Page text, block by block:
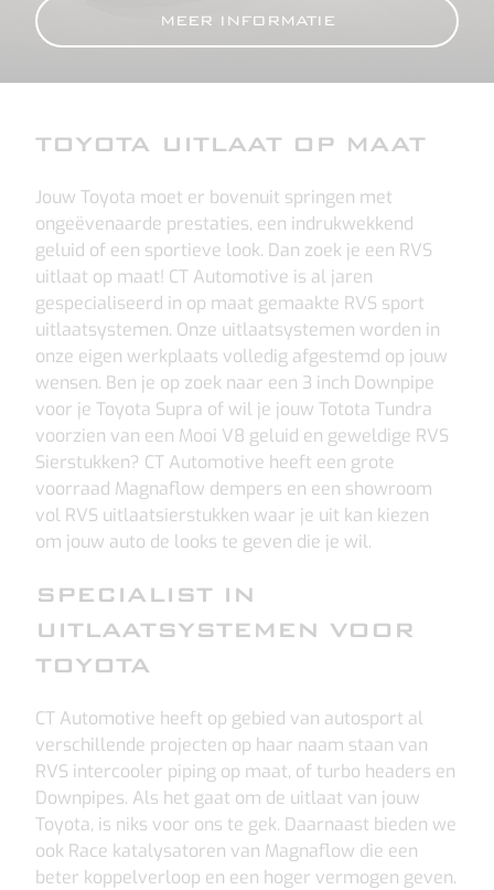
MEER INFORMATIE
TOYOTA UITLAAT OP MAAT
Jouw Toyota moet er bovenuit springen met
ongeëvenaarde prestaties, een indrukwekkend
geluid of een sportieve look. Dan zoek je een RVS
uitlaat op maat! CT Automotive is al jaren
gespecialiseerd in op maat gemaakte RVS sport
uitlaatsystemen. Onze uitlaatsystemen worden in
onze eigen werkplaats volledig afgestemd op jouw
wensen. Ben je op zoek naar een 3 inch Downpipe
voor je Toyota Supra of wil je jouw Totota Tundra
voorzien van een Mooi V8 geluid en geweldige RVS
Sierstukken? CT Automotive heeft een grote
voorraad Magnaflow dempers en een showroom
vol RVS uitlaatsierstukken waar je uit kan kiezen
om jouw auto de looks te geven die je wil.
SPECIALIST IN
UITLAATSYSTEMEN VOOR
TOYOTA
CT Automotive heeft op gebied van autosport al
verschillende projecten op haar naam staan van
RVS intercooler piping op maat, of turbo headers en
Downpipes. Als het gaat om de uitlaat van jouw
Toyota, is niks voor ons te gek. Daarnaast bieden we
ook Race katalysatoren van Magnaflow die een
beter koppelverloop en een hoger vermogen geven.